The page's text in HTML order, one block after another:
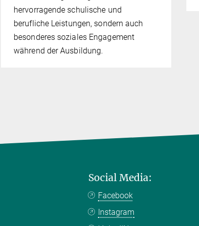
hervorragende schulische und
berufliche Leistungen, sondern auch
besonderes soziales Engagement
während der Ausbildung.
Social Media:
Facebook
Instagram